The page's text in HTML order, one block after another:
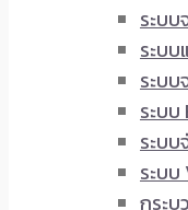
ระบ
ระบ
ระบ
ระบบ
ระบ
ระบบ
กระ